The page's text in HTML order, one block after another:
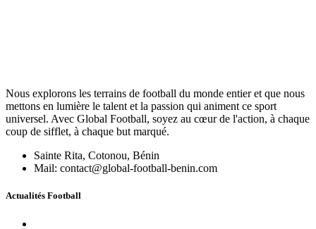
Nous explorons les terrains de football du monde entier et que nous
mettons en lumière le talent et la passion qui animent ce sport
universel. Avec Global Football, soyez au cœur de l'action, à chaque
coup de sifflet, à chaque but marqué.
Sainte Rita, Cotonou, Bénin
Mail: contact@global-football-benin.com
Actualités Football